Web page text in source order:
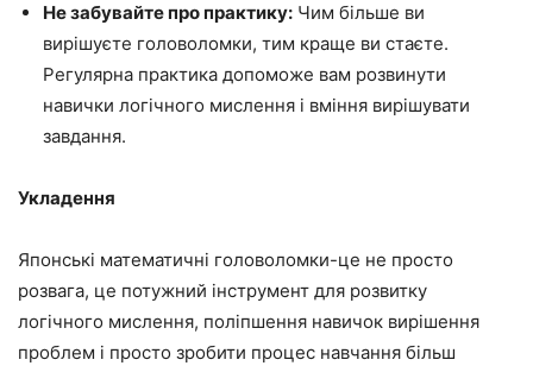
Не забувайте про практику: Чим більше ви
вирішуєте головоломки, тим краще ви стаєте.
Регулярна практика допоможе вам розвинути
навички логічного мислення і вміння вирішувати
завдання.
Укладення
Японські математичні головоломки-це не просто
розвага, це потужний інструмент для розвитку
логічного мислення, поліпшення навичок вирішення
проблем і просто зробити процес навчання більш